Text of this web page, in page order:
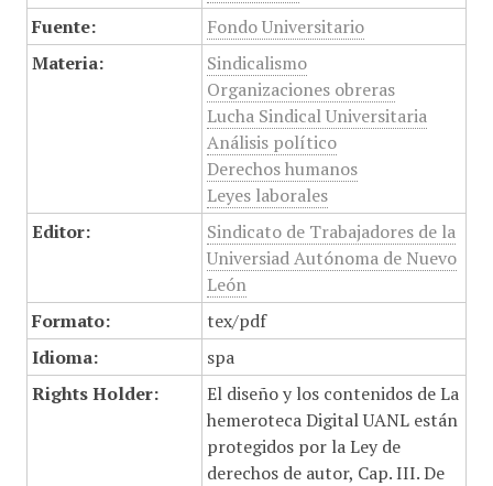
Fuente:
Fondo Universitario
Materia:
Sindicalismo
Organizaciones obreras
Lucha Sindical Universitaria
Análisis político
Derechos humanos
Leyes laborales
Editor:
Sindicato de Trabajadores de la
Universiad Autónoma de Nuevo
León
Formato:
tex/pdf
Idioma:
spa
Rights Holder:
El diseño y los contenidos de La
hemeroteca Digital UANL están
protegidos por la Ley de
derechos de autor, Cap. III. De